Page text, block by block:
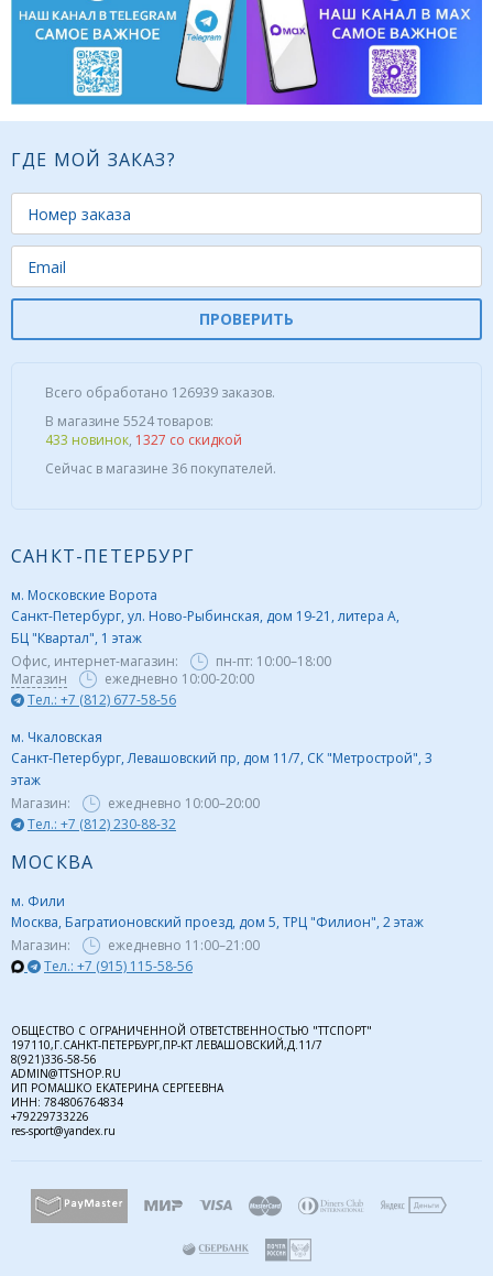
ГДЕ МОЙ ЗАКАЗ?
ПРОВЕРИТЬ
Всего обработано 126939 заказов.
В магазине 5524 товаров:
433 новинок, 1327 со скидкой
Сейчас в магазине 36 покупателей.
САНКТ-ПЕТЕРБУРГ
м. Московские Ворота
Санкт-Петербург, ул. Ново-Рыбинская, дом 19-21, литера А,
БЦ "Квартал", 1 этаж
Офис, интернет-магазин:
пн-пт: 10:00–18:00
Магазин
ежедневно 10:00-20:00
Тел.: +7 (812) 677-58-56
м. Чкаловская
Санкт-Петербург, Левашовский пр, дом 11/7, СК "Метрострой", 3
этаж
Магазин:
ежедневно 10:00–20:00
Тел.: +7 (812) 230-88-32
МОСКВА
м. Фили
Москва, Багратионовский проезд, дом 5, ТРЦ "Филион", 2 этаж
Магазин:
ежедневно 11:00–21:00
Тел.: +7 (915) 115-58-56
ОБЩЕСТВО С ОГРАНИЧЕННОЙ ОТВЕТСТВЕННОСТЬЮ "ТТСПОРТ"
197110,Г.САНКТ-ПЕТЕРБУРГ,ПР-КТ ЛЕВАШОВСКИЙ,Д.11/7
8(921)336-58-56
ADMIN@TTSHOP.RU
ИП РОМАШКО ЕКАТЕРИНА СЕРГЕЕВНА
ИНН: 784806764834
+79229733226
res-sport@yandex.ru